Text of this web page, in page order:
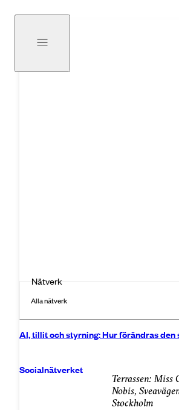
Nätverk
Alla nätverk
AI, tillit och styrning: Hur förändras
Socialnätverket
Terrassen: Miss
Nobis,
Stockholm